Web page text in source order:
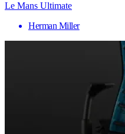
Le Mans Ultimate
Herman Miller